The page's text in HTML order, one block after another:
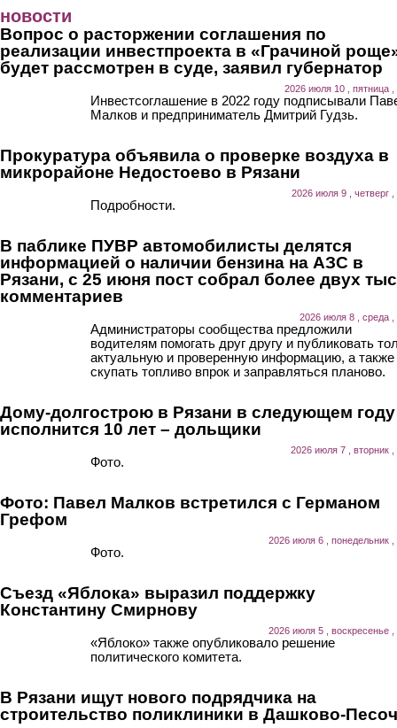
новости
Вопрос о расторжении соглашения по
реализации инвестпроекта в «Грачиной
будет рассмотрен в суде, заявил губернатор
2026 июля 10 , пятница ,
Инвестсоглашение в 2022 году подписывали
Малков и предприниматель Дмитрий Гудзь.
Прокуратура объявила о проверке воздуха в
микрорайоне Недостоево в Рязани
2026 июля 9 , четверг ,
Подробности.
В паблике ПУВР автомобилисты делятся
информацией о наличии бензина на АЗС в
Рязани, с 25 июня пост собрал более двух
комментариев
2026 июля 8 , среда ,
Администраторы сообщества предложили
водителям помогать друг другу и публиковать
актуальную и проверенную информацию, а также
скупать топливо впрок и заправляться планово.
Дому-долгострою в Рязани в следующем году
исполнится 10 лет – дольщики
2026 июля 7 , вторник ,
Фото.
Фото: Павел Малков встретился с Германом
Грефом
2026 июля 6 , понедельник ,
Фото.
Съезд «Яблока» выразил поддержку
Константину Смирнову
2026 июля 5 , воскресенье ,
«Яблоко» также опубликовало решение
политического комитета.
В Рязани ищут нового подрядчика на
строительство поликлиники в Дашково-